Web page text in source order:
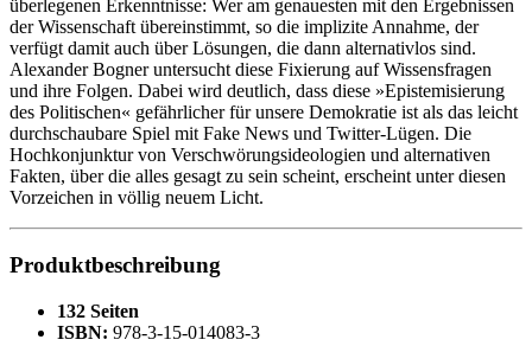
überlegenen Erkenntnisse: Wer am genauesten mit den Ergebnissen
der Wissenschaft übereinstimmt, so die implizite Annahme, der
verfügt damit auch über Lösungen, die dann alternativlos sind.
Alexander Bogner untersucht diese Fixierung auf Wissensfragen
und ihre Folgen. Dabei wird deutlich, dass diese »Epistemisierung
des Politischen« gefährlicher für unsere Demokratie ist als das leicht
durchschaubare Spiel mit Fake News und Twitter-Lügen. Die
Hochkonjunktur von Verschwörungsideologien und alternativen
Fakten, über die alles gesagt zu sein scheint, erscheint unter diesen
Vorzeichen in völlig neuem Licht.
Produktbeschreibung
132 Seiten
ISBN: 978-3-15-014083-3